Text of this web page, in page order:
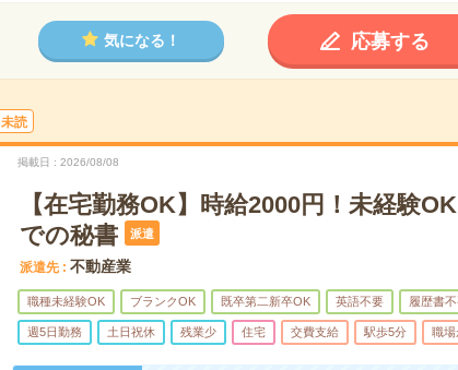
気になる！ 応募する
未読
掲載日 2026/08/08
【在宅勤務OK】時給2000円！未経験
での秘書
派遣
派遣先 不動産業
職種未経験OK ブランクOK 既卒第二新卒OK 英語不要 履歴書
週5日勤務 土日祝休 残業少 住宅 交費支給 駅歩5分 職場